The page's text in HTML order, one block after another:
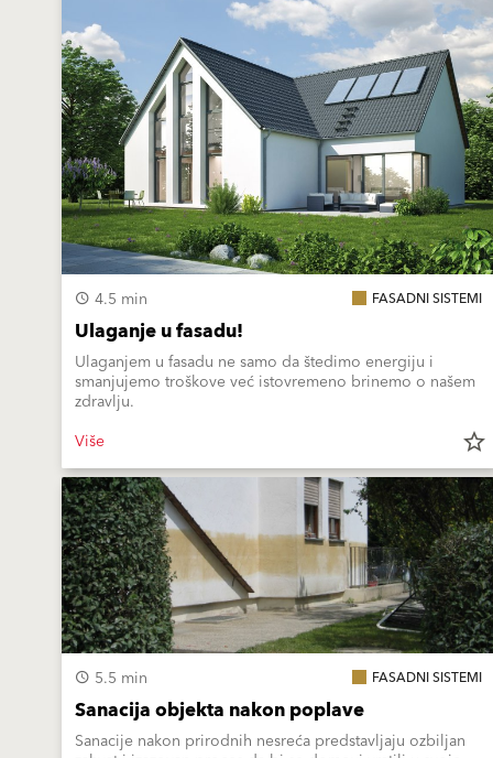
4.5 min FASADNI SISTEMI
Ulaganje u fasadu!
Ulaganjem u fasadu ne samo da štedimo energiju i
smanjujemo troškove već istovremeno brinemo o našem
zdravlju.
Više
star_border
5.5 min FASADNI SISTEMI
Sanacija objekta nakon poplave
Sanacije nakon prirodnih nesreća predstavljaju ozbiljan